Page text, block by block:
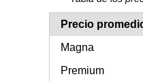
Precio
Magna
Premium